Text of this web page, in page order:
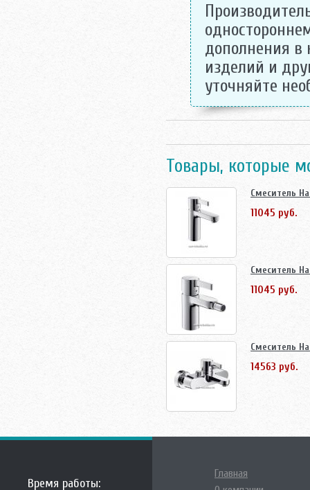
дополнения
изделий и
уточняйте
Товары, которые
Смеситель
11045 руб.
Смеситель
11045 руб.
Смеситель
14563 руб.
Время работы:
Главная